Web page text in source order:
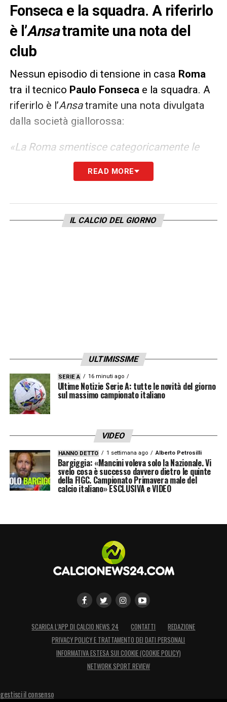
Fonseca e la squadra. A riferirlo
è l’Ansatramite una nota del
club
Nessun episodio di tensione in casa Roma
tra il tecnico Paulo Fonseca e la squadra. A
riferirlo è l’Ansatramite una nota divulgata
dalla società giallorossa:
«La Roma smentisce categoricamente le
ricostruzioni relative a episodi di tensione
nello spogliatoio che nella giornata di oggi
GM Tiago Pinto. Nessuna discussione prima
LA PLAYLIST DELLE NOSTRE TOP NEWS
READ MORE
IL CALCIO DEL GIORNO
ULTIMISSIME
SERIE A 16 minuti ago
Ultime Notizie Serie A: tutte le novità del giorno
sul massimo campionato italiano
VIDEO
HANNO DETTO 1 settimana ago Alberto Petrosilli
Bargiggia: «Mancini voleva solo la Nazionale. Vi
svelo cosa è successo davvero dietro le quinte
della FIGC. Campionato Primavera male del
calcio italiano» ESCLUSIVA e VIDEO
SCARICA L’APP DI CALCIO NEWS 24 CONTATTI
REDAZIONE
PRIVACY POLICY E TRATTAMENTO DEI DATI PERSONALI
INFORMATIVA ESTESA SUI COOKIE (COOKIE POLICY)
NETWORK SPORT REVIEW
gestisci il consenso